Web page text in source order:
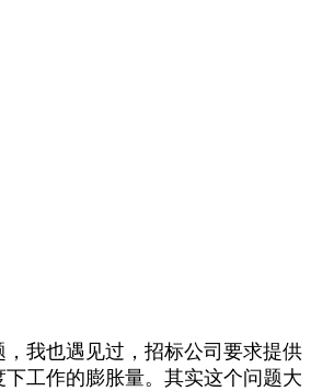
我也遇见过，招标公司要求提供
工作的膨胀量。其实这个问题大